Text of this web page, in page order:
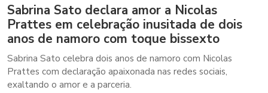
Sabrina Sato declara amor a Nicolas
Prattes em celebração inusitada de dois
anos de namoro com toque bissexto
Sabrina Sato celebra dois anos de namoro com Nicolas
Prattes com declaração apaixonada nas redes sociais,
exaltando o amor e a parceria.